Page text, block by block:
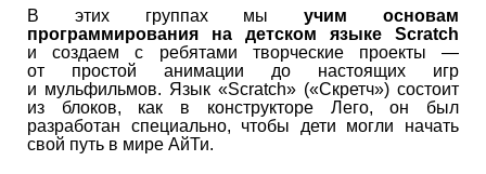
В этих группах мыучим основам
программирования на детском языке Scratch
и создаем с ребятами творческие проекты —
от простой анимации до настоящих игр
и мульфильмов. Язык «Sсratch» («Скретч») состоит
из блоков, как в конструкторе Лего, он был
разработан специально, чтобы дети могли начать
свой путь в мире АйТи.